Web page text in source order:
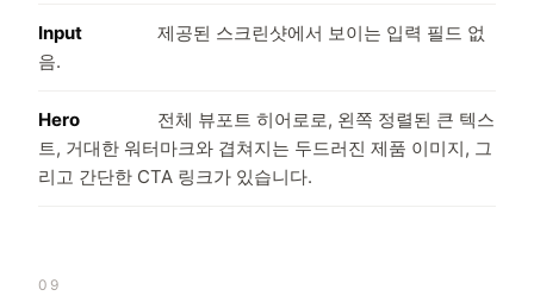
Input
제공된 스크린샷에서 보이는 입력 필드 없
음.
Hero
전체 뷰포트 히어로로, 왼쪽 정렬된 큰 텍스
트, 거대한 워터마크와 겹쳐지는 두드러진 제품 이미지, 그
리고 간단한 CTA 링크가 있습니다.
09